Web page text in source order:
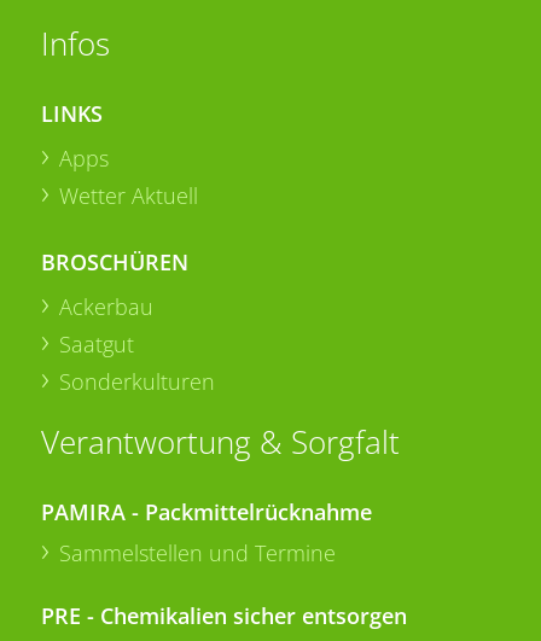
Infos
LINKS
Apps
Wetter Aktuell
BROSCHÜREN
Ackerbau
Saatgut
Sonderkulturen
Verantwortung & Sorgfalt
PAMIRA - Packmittelrücknahme
Sammelstellen und Termine
PRE - Chemikalien sicher entsorgen